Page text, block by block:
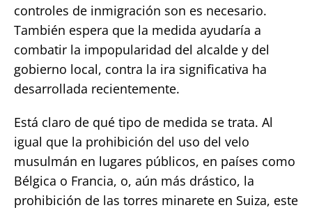
controles de inmigración son es necesario.
También espera que la medida ayudaría a
combatir la impopularidad del alcalde y del
gobierno local, contra la ira significativa ha
desarrollada recientemente.
Está claro de qué tipo de medida se trata. Al
igual que la prohibición del uso del velo
musulmán en lugares públicos, en países como
Bélgica o Francia, o, aún más drástico, la
prohibición de las torres minarete en Suiza, este